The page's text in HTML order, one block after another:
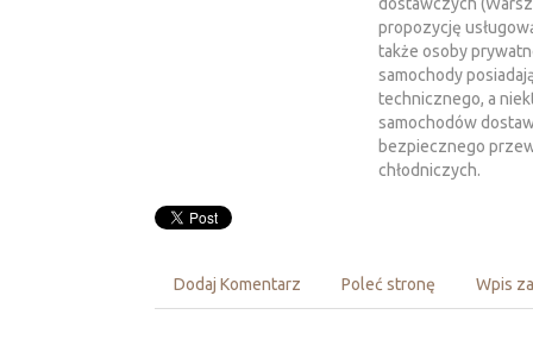
propozycję
także osoby
samochody
technicznego, a
samochodów
bezpiecznego
chłodniczych.
Dodaj Komentarz Poleć stronę Wpis